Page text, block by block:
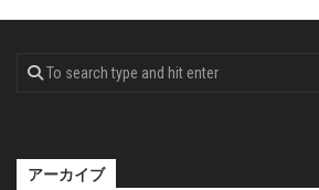
アーカイブ